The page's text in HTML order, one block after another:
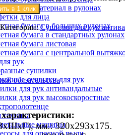
материал в рулонах
для лица
бумага в больших рулонах
бумага в стандартных рулонах
бумага листовая
бумага с центральной
рук
сушилки
сушилки для рук
для рук антивандальные
для рук высокоскоростные
техника
машины
для опасной пыли
в 1 клик
Категории: Сушилки для рук
обязательства
мм.: 320х293х175.